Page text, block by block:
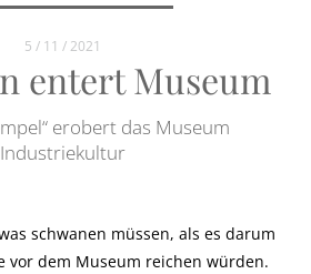
5 / 11 / 2021
entert Museum
erobert das Museum
Industriekultur
schwanen müssen, als es darum
vor dem Museum reichen würden.